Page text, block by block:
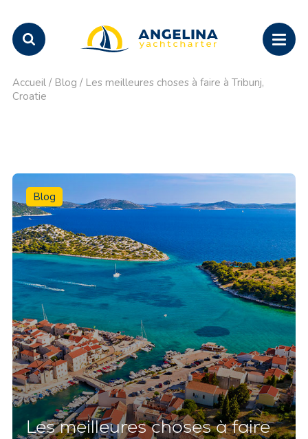
Accueil / Blog / Les meilleures choses à faire à Tribunj,
Croatie
Blog
Les meilleures choses à faire